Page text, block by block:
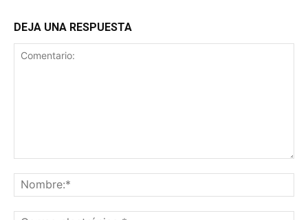
DEJA UNA RESPUESTA